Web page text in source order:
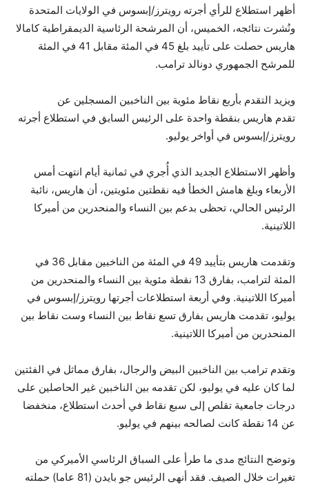
أظهر استطلاع للرأي أجرته رويترز/إبسوس في الولايات المتحدة
ونُشرت نتائجه، الخميس، أن المرشحة الرئاسية الديمقراطية كامالا
هاريس حصلت على تأييد بلغ 45 في المئة مقابل 41 في المئة
للمرشح الجمهوري دونالد ترامب.
ويزيد التقدم بأربع نقاط مئوية بين الناخبين المسجلين عن
تقدم هاريس بنقطة واحدة على الرئيس السابق في استطلاع أجرته
رويترز/إبسوس في أواخر يوليو.
وأظهر الاستطلاع الجديد الذي أُجري في ثمانية أيام انتهت أمس
الأربعاء وبلغ هامش الخطأ فيه نقطتين مئويتين، أن هاريس، نائبة
الرئيس الحالي، تحظى بدعم بين النساء والمنحدرين من أميركا
اللاتينية.
وتقدمت هاريس بتأييد 49 في المئة من الناخبين مقابل 36 في
المئة لترامب، بفارق 13 نقطة مئوية بين النساء والمنحدرين من
أميركا اللاتينية. وفي أربعة استطلاعات أجرتها رويترز/إبسوس في
يوليو، تقدمت هاريس بفارق تسع نقاط بين النساء وست نقاط بين
المنحدرين من أميركا اللاتينية.
وتقدم ترامب بين الناخبين البيض والرجال، بفارق مماثل في الفئتين
لما كان عليه في يوليو، لكن تقدمه بين الناخبين غير الحاصلين على
درجات جامعية تقلص إلى سبع نقاط في أحدث استطلاع، منخفضا
عن 14 نقطة كانت لصالحه بينهم في يوليو.
وتوضح النتائج مدى ما طرأ على السباق الرئاسي الأميركي من
تغيرات خلال الصيف. فقد أنهى الرئيس جو بايدن (81 عاما) حملته